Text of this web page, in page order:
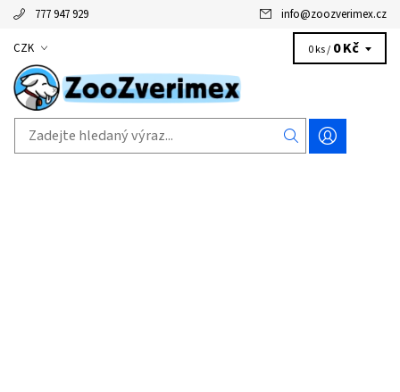
777 947 929 info@zoozverimex.cz
CZK 0 ks / 0 Kč